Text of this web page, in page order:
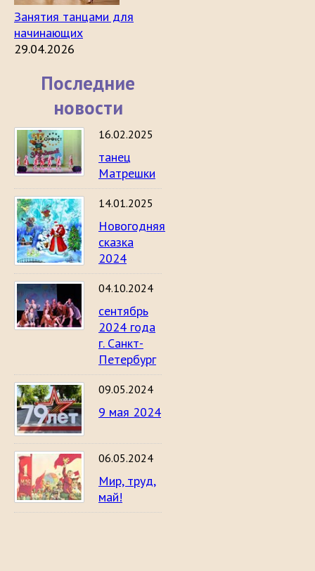
Занятия танцами для
начинающих
29.04.2026
Последние
новости
16.02.2025
танец
Матрешки
14.01.2025
Новогодняя
сказка
2024
04.10.2024
сентябрь
2024 года
г. Санкт-
Петербург
09.05.2024
9 мая 2024
06.05.2024
Мир, труд,
май!